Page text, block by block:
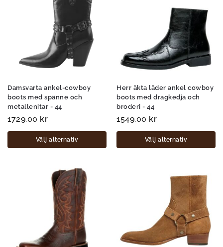
Damsvarta ankel-cowboy
boots med spänne och
metallenitar - 44
1729.00 kr
Välj alternativ
Herr äkta läder ankel cowboy
boots med dragkedja och
broderi - 44
1549.00 kr
Välj alternativ